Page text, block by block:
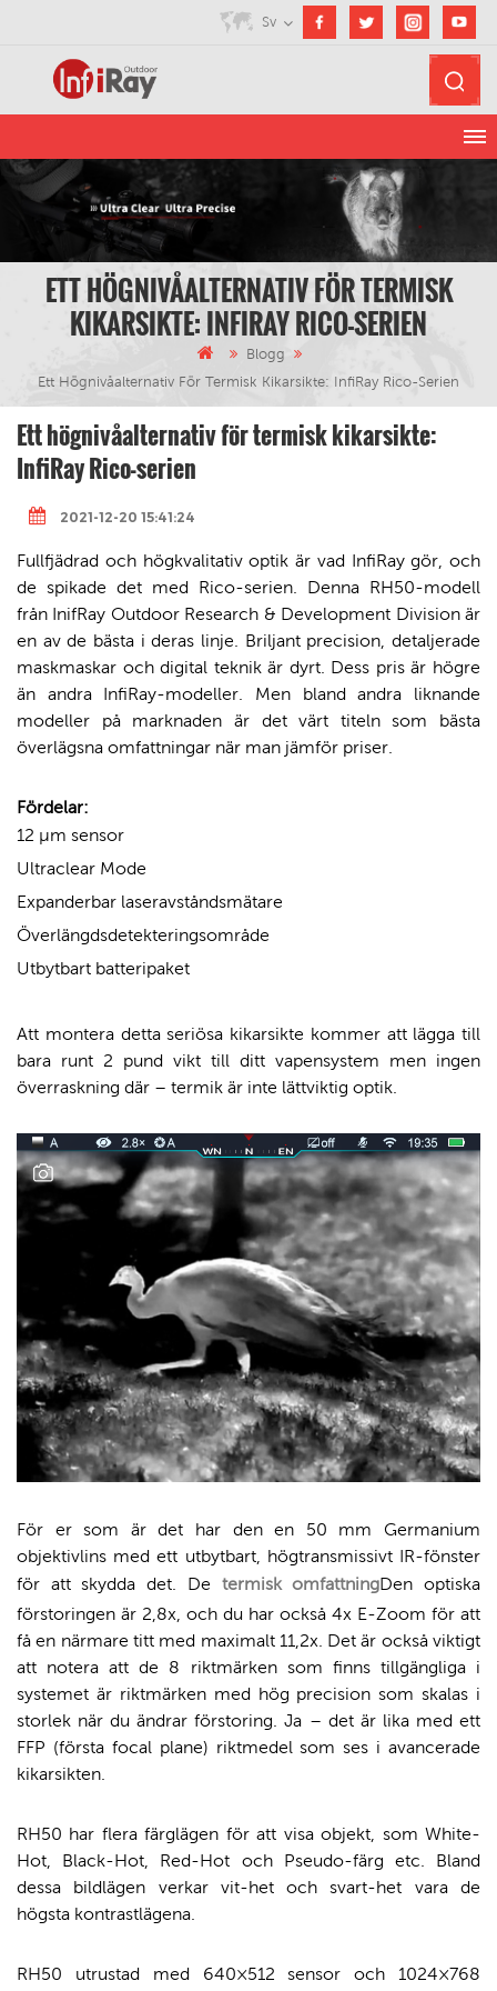
Sv
ETT HÖGNIVÅALTERNATIV FÖR TERMISK
KIKARSIKTE: INFIRAY RICO-SERIEN
Blogg
Ett Högnivåalternativ För Termisk Kikarsikte: InfiRay Rico-Serien
Ett högnivåalternativ för termisk kikarsikte:
InfiRay Rico-serien
2021-12-20 15:41:24
Fullfjädrad och högkvalitativ optik är vad InfiRay gör, och
de spikade det med Rico-serien. Denna RH50-modell
från InifRay Outdoor Research & Development Division är
en av de bästa i deras linje. Briljant precision, detaljerade
maskmaskar och digital teknik är dyrt. Dess pris är högre
än andra InfiRay-modeller. Men bland andra liknande
modeller på marknaden är det värt titeln som bästa
överlägsna omfattningar när man jämför priser.
Fördelar:
12 µm sensor
Ultraclear Mode
Expanderbar laseravståndsmätare
Överlängdsdetekteringsområde
Utbytbart batteripaket
Att montera detta seriösa kikarsikte kommer att lägga till
bara runt 2 pund vikt till ditt vapensystem men ingen
överraskning där – termik är inte lättviktig optik.
För er som är det har den en 50 mm Germanium
objektivlins med ett utbytbart, högtransmissivt IR-fönster
för att skydda det. De
termisk omfattningDen optiska
förstoringen är 2,8x, och du har också 4x E-Zoom för att
få en närmare titt med maximalt 11,2x. Det är också viktigt
att notera att de 8 riktmärken som finns tillgängliga i
systemet är riktmärken med hög precision som skalas i
storlek när du ändrar förstoring. Ja – det är lika med ett
FFP (första focal plane) riktmedel som ses i avancerade
kikarsikten.
RH50 har flera färglägen för att visa objekt, som White-
Hot, Black-Hot, Red-Hot och Pseudo-färg etc. Bland
dessa bildlägen verkar vit-het och svart-het vara de
högsta kontrastlägena.
RH50 utrustad med 640×512 sensor och 1024×768